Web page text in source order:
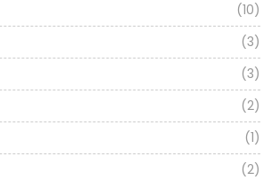
(10)
(3)
(3)
(2)
(1)
(2)